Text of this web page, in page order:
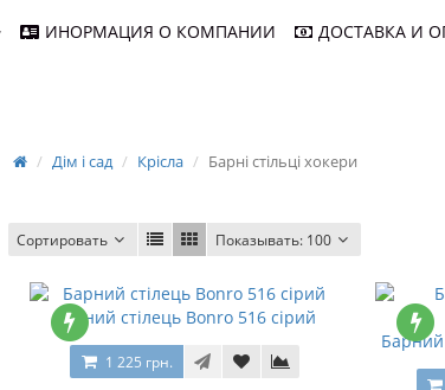
ИНОРМАЦИЯ О КОМПАНИИ ДОСТАВКА И
Дім і сад Крісла Барні стільці хокери
Сортировать Показывать: 100
Барний стілець Bonro 516 сірий
1 225 грн.
Барний